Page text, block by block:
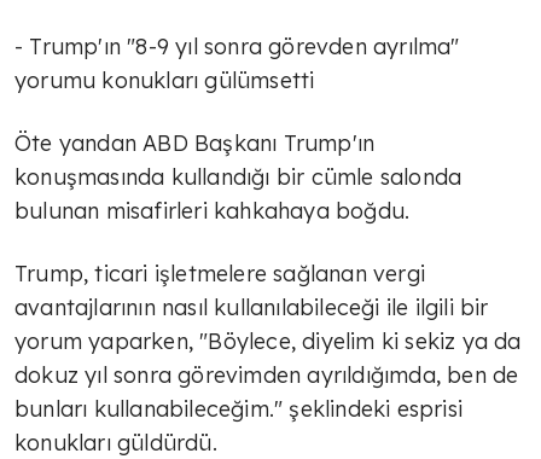
- Trump'ın "8-9 yıl sonra görevden ayrılma"
yorumu konukları gülümsetti
Öte yandan ABD Başkanı Trump'ın
konuşmasında kullandığı bir cümle salonda
bulunan misafirleri kahkahaya boğdu.
Trump, ticari işletmelere sağlanan vergi
avantajlarının nasıl kullanılabileceği ile ilgili bir
yorum yaparken, "Böylece, diyelim ki sekiz ya da
dokuz yıl sonra görevimden ayrıldığımda, ben de
bunları kullanabileceğim." şeklindeki esprisi
konukları güldürdü.